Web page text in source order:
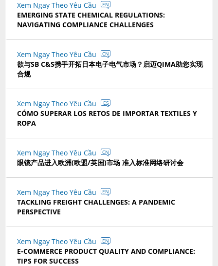
Xem Ngay Theo Yêu Cầu EN
EMERGING STATE CHEMICAL REGULATIONS:
NAVIGATING COMPLIANCE CHALLENGES
Xem Ngay Theo Yêu Cầu CN
欲与SB C&S携手开拓日本电子电气市场？启迈QIMA助您实现
合规
Xem Ngay Theo Yêu Cầu ES
CÓMO SUPERAR LOS RETOS DE IMPORTAR TEXTILES Y
ROPA
Xem Ngay Theo Yêu Cầu CN
眼镜产品进入欧洲(欧盟/英国)市场 准入标准网络研讨会
Xem Ngay Theo Yêu Cầu EN
TACKLING FREIGHT CHALLENGES: A PANDEMIC
PERSPECTIVE
Xem Ngay Theo Yêu Cầu EN
E-COMMERCE PRODUCT QUALITY AND COMPLIANCE:
TIPS FOR SUCCESS